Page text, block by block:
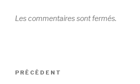
Les commentaires sont fermés.
Navigation
Article
PRÉCÉDENT